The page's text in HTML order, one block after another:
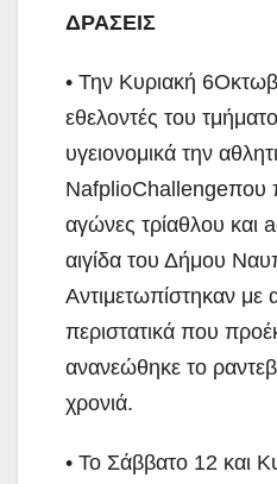
ΔΡΑΣΕΙΣ
• Την Κυριακή
εθελοντές του
υγειονομικά την
NafplioChallengeπου
αγώνες τρίαθλου και
αιγίδα του Δήμου
Αντιμετωπίστηκαν με
περιστατικά που
ανανεώθηκε το
χρονιά.
• Το Σάββατο 12 και